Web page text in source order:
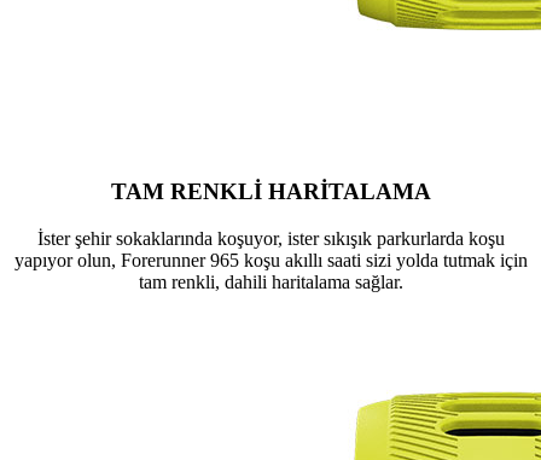
TAM RENKLİ HARİTALAMA
İster şehir sokaklarında koşuyor, ister sıkışık parkurlarda koşu
yapıyor olun, Forerunner 965 koşu akıllı saati sizi yolda tutmak için
tam renkli, dahili haritalama sağlar.